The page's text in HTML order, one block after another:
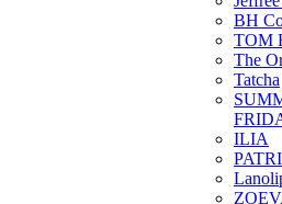
BH
TOM
The
Tatcha
ILIA